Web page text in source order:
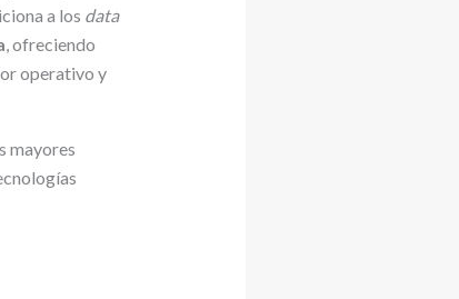
a los data
, ofreciendo
operativo y
mayores